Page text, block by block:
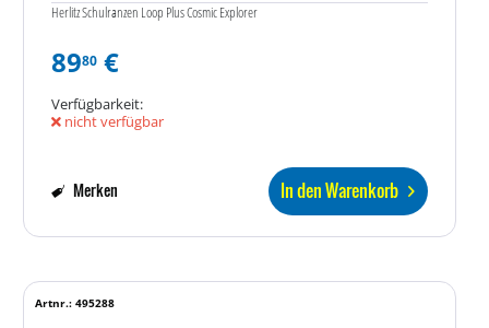
Herlitz Schulranzen Loop Plus Cosmic Explorer
8980 €
Verfügbarkeit:
nicht verfügbar
In den Warenkorb
Merken
Artnr.: 495288